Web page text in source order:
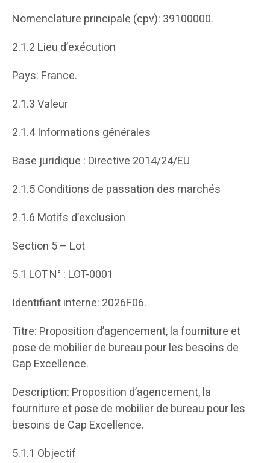
Nomenclature principale (cpv): 39100000.
2.1.2 Lieu d’exécution
Pays: France.
2.1.3 Valeur
2.1.4 Informations générales
Base juridique : Directive 2014/24/EU
2.1.5 Conditions de passation des marchés
2.1.6 Motifs d’exclusion
Section 5 – Lot
5.1 LOT N° : LOT-0001
Identifiant interne: 2026F06.
Titre: Proposition d’agencement, la fourniture et
pose de mobilier de bureau pour les besoins de
Cap Excellence.
Description: Proposition d’agencement, la
fourniture et pose de mobilier de bureau pour les
besoins de Cap Excellence.
5.1.1 Objectif